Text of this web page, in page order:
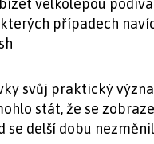
velkolepou
případech
svůj praktický
stát, že se
se delší dobu